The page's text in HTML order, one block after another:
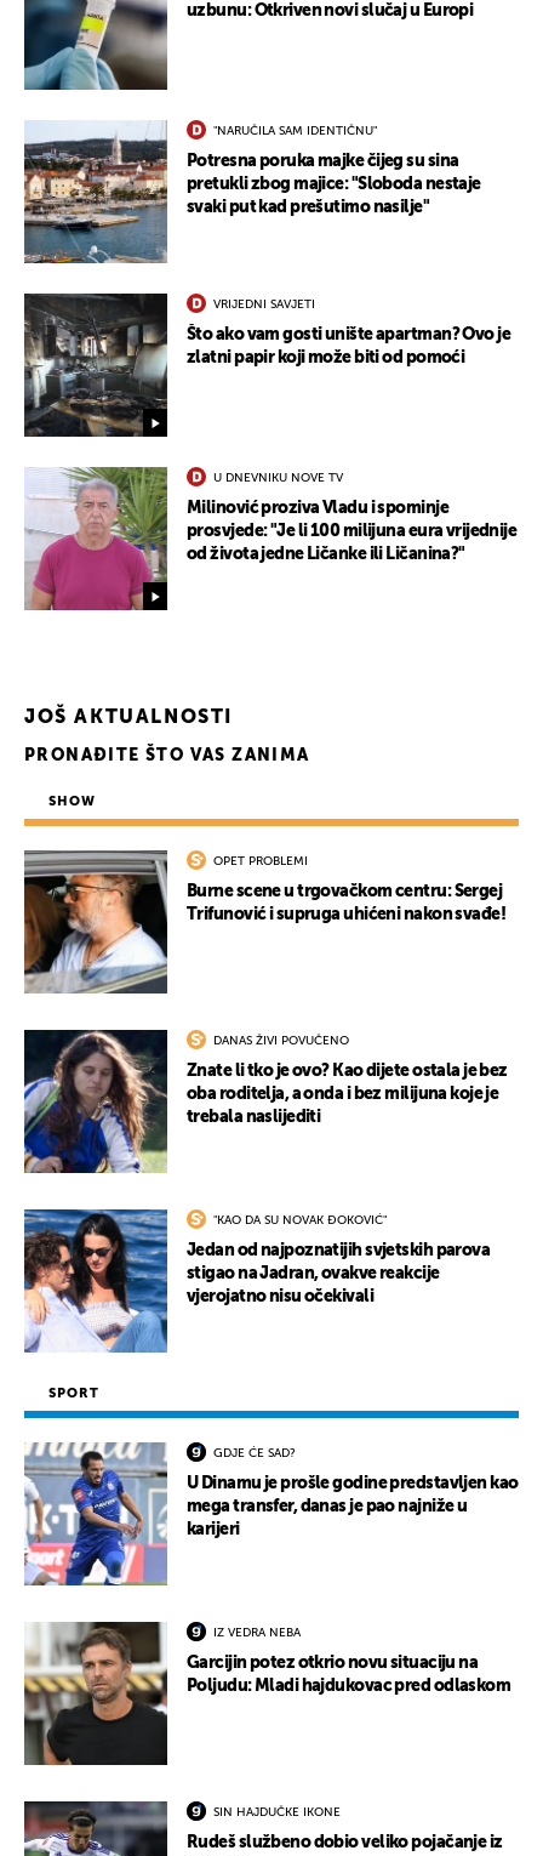
uzbunu: Otkriven novi slučaj u Europi
"NARUČILA SAM IDENTIČNU"
Potresna poruka majke čijeg su sina
pretukli zbog majice: "Sloboda nestaje
svaki put kad prešutimo nasilje"
VRIJEDNI SAVJETI
Što ako vam gosti unište apartman? Ovo je
zlatni papir koji može biti od pomoći
U DNEVNIKU NOVE TV
Milinović proziva Vladu i spominje
prosvjede: "Je li 100 milijuna eura vrijednije
od života jedne Ličanke ili Ličanina?"
JOŠ AKTUALNOSTI
PRONAĐITE ŠTO VAS ZANIMA
SHOW
OPET PROBLEMI
Burne scene u trgovačkom centru: Sergej
Trifunović i supruga uhićeni nakon svađe!
DANAS ŽIVI POVUČENO
Znate li tko je ovo? Kao dijete ostala je bez
oba roditelja, a onda i bez milijuna koje je
trebala naslijediti
"KAO DA SU NOVAK ĐOKOVIĆ"
Jedan od najpoznatijih svjetskih parova
stigao na Jadran, ovakve reakcije
vjerojatno nisu očekivali
SPORT
GDJE ĆE SAD?
U Dinamu je prošle godine predstavljen kao
mega transfer, danas je pao najniže u
karijeri
IZ VEDRA NEBA
Garcijin potez otkrio novu situaciju na
Poljudu: Mladi hajdukovac pred odlaskom
SIN HAJDUČKE IKONE
Rudeš službeno dobio veliko pojačanje iz
UKLJUČITE NOTIFIKACIJE